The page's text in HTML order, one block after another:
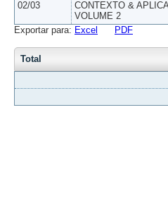
02/03
CONTEXTO &
VOLUME 2
Exportar para: Excel PDF
Total